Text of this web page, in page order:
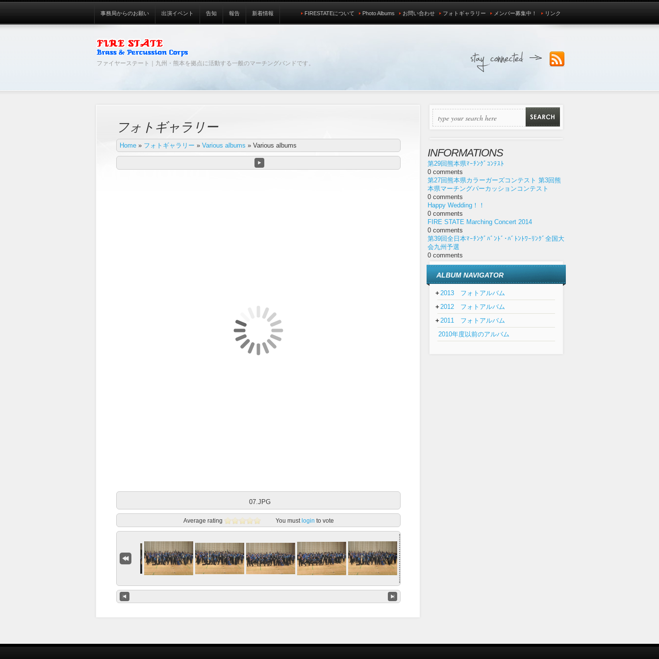
ファイヤーステート｜九州・熊本を拠点に活動する一般のマーチングバンドです。
事務局からのお願い 出演イベント 告知 報告 新着情報 FIRESTATEについて Photo Albums お問い合わせ フォトギャラリー メンバー募集中！ リンク
フォトギャラリー
Home » フォトギャラリー » Various albums » Various albums
07.JPG
Average rating You must login to vote
INFORMATIONS
第29回熊本県ﾏｰﾁﾝｸﾞｺﾝﾃｽﾄ
0 comments
第27回熊本県カラーガーズコンテスト 第3回熊
本県マーチングパーカッションコンテスト
0 comments
Happy Wedding！！
0 comments
FIRE STATE Marching Concert 2014
0 comments
第39回全日本ﾏｰﾁﾝｸﾞﾊﾞﾝﾄﾞ･ﾊﾞﾄﾝﾄﾜｰﾘﾝｸﾞ全国大
会九州予選
0 comments
ALBUM NAVIGATOR
+ 2013 フォトアルバム
+ 2012 フォトアルバム
+ 2011 フォトアルバム
2010年度以前のアルバム